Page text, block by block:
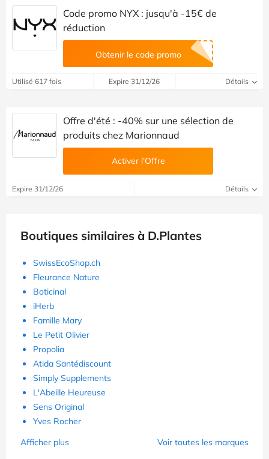
Code promo NYX : jusqu'à -15€ de
réduction
Obtenir le code promo
Utilisé 617 fois Expire 31/12/26 Détails
Offre d'été : -40% sur une sélection de
produits chez Marionnaud
Activer l’Offre
Expire 31/12/26 Détails
Boutiques similaires à D.Plantes
SwissEcoShop.ch
Fleurance Nature
Boticinal
iHerb
Famille Mary
Le Petit Olivier
Propolia
Atida Santédiscount
Simply Supplements
L'Abeille Heureuse
Sens Original
Yves Rocher
Afficher plus
Voir toutes les marques